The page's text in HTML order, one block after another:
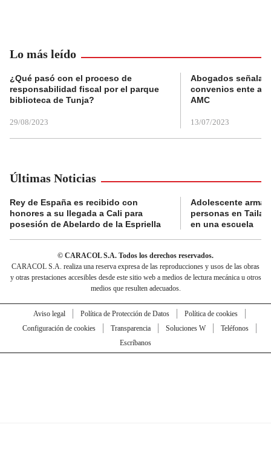
Lo más leído
¿Qué pasó con el proceso de
responsabilidad fiscal por el parque
biblioteca de Tunja?
29/08/2023
Abogados
convenios ente
AMC
13/07/2023
Últimas Noticias
Rey de España es recibido con
honores a su llegada a Cali para
posesión de Abelardo de la Espriella
Adolescente
personas en
en una escuela
© CARACOL S.A. Todos los derechos reservados.
CARACOL S.A. realiza una reserva expresa de las reproducciones y usos de las obras
y otras prestaciones accesibles desde este sitio web a medios de lectura mecánica u otros
medios que resulten adecuados.
Aviso legal Política de Protección de Datos
Política de cookies
Configuración de cookies
Transparencia Soluciones W
Teléfonos
Escríbanos